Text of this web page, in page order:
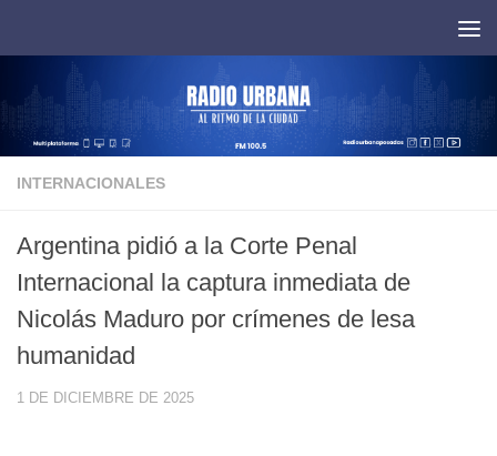
INTERNACIONALES
Argentina pidió a la Corte Penal
Internacional la captura inmediata de
Nicolás Maduro por crímenes de lesa
humanidad
1 DE DICIEMBRE DE 2025